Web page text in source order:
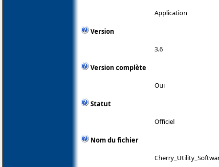
Application
Version
3.6
Version complète
Oui
Statut
Officiel
Nom du fichier